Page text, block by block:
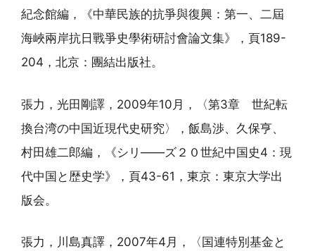
紀念館編，《中華民族的抗爭與復興：第一、二屆
海峽兩岸抗日戰爭史學術研討會論文集》，頁189-
204，北京：團結出版社。
張力，光田剛譯，2009年10月，〈第3章 世紀転
換台湾の中国近現代史研究〉，飯島渉、久保亨、
村田雄二郎編，《シリ——ズ２０世紀中国史4：現
代中国と歴史学》，頁43-61，東京：東京大学出
版会。
張力，川島真譯，2007年4月，〈国連特別基金と